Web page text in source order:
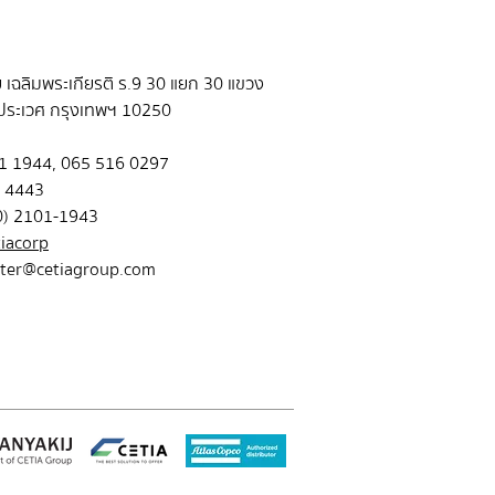
ฉลิมพระเกียรติ ร.9 30 แยก 30 แขวง
ะเวศ กรุงเทพฯ 10250
1944, 065 516 0297
2101-1943